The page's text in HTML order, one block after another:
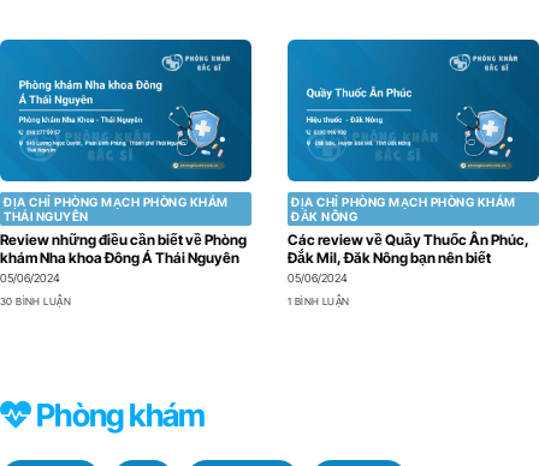
ĐỊA CHỈ PHÒNG MẠCH PHÒNG KHÁM
THÁI NGUYÊN
Review những điều cần biết về Phòng
khám Nha khoa Đông Á Thái Nguyên
05/06/2024
30 BÌNH LUẬN
ĐỊA CHỈ PHÒNG MẠCH PHÒNG KHÁM
ĐẮK NÔNG
Các review về Quầy Thuốc Ân Phúc,
Đắk Mil, Đăk Nông bạn nên biết
05/06/2024
1 BÌNH LUẬN
Phòng khám